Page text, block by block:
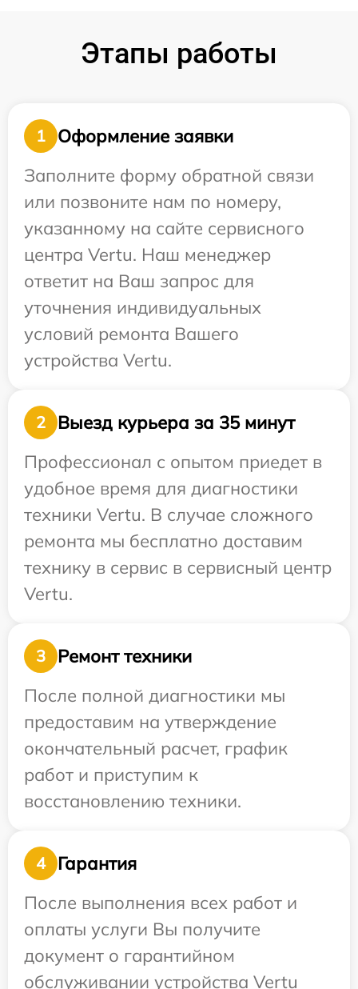
Этапы работы
1
Оформление заявки
Заполните форму обратной связи
или позвоните нам по номеру,
указанному на сайте сервисного
центра Vertu. Наш менеджер
ответит на Ваш запрос для
уточнения индивидуальных
условий ремонта Вашего
устройства Vertu.
2
Выезд курьера за 35 минут
Профессионал с опытом приедет в
удобное время для диагностики
техники Vertu. В случае сложного
ремонта мы бесплатно доставим
технику в сервис в сервисный центр
Vertu.
3
Ремонт техники
После полной диагностики мы
предоставим на утверждение
окончательный расчет, график
работ и приступим к
восстановлению техники.
4
Гарантия
После выполнения всех работ и
оплаты услуги Вы получите
документ о гарантийном
обслуживании устройства Vertu